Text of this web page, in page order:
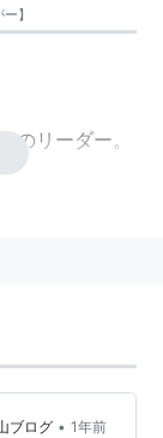
ー】
のリーダー。
ブログ • 1年前